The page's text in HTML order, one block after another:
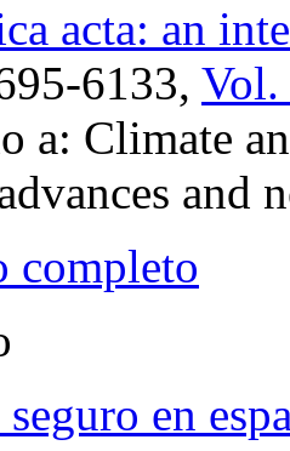
acta: an
6133, Vol.
a: Climate
and
completo
en